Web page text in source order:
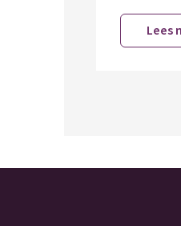
Lees